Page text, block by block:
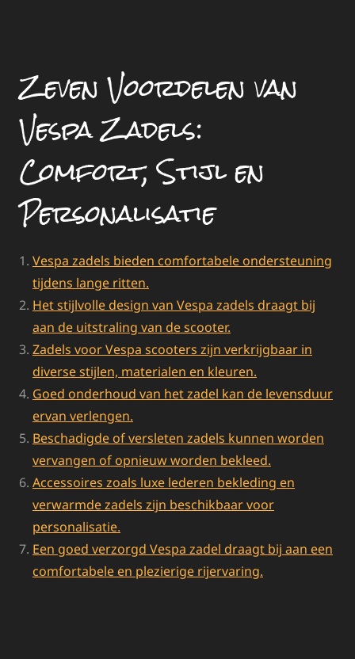
Zeven Voordelen van
Vespa Zadels:
Comfort, Stijl en
Personalisatie
Vespa zadels bieden comfortabele ondersteuning
tijdens lange ritten.
Het stijlvolle design van Vespa zadels draagt bij
aan de uitstraling van de scooter.
Zadels voor Vespa scooters zijn verkrijgbaar in
diverse stijlen, materialen en kleuren.
Goed onderhoud van het zadel kan de levensduur
ervan verlengen.
Beschadigde of versleten zadels kunnen worden
vervangen of opnieuw worden bekleed.
Accessoires zoals luxe lederen bekleding en
verwarmde zadels zijn beschikbaar voor
personalisatie.
Een goed verzorgd Vespa zadel draagt bij aan een
comfortabele en plezierige rijervaring.